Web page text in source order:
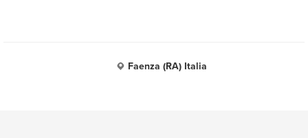
Faenza (RA) Italia